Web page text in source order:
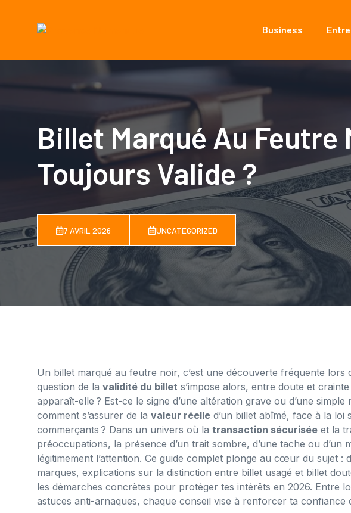
Business
Billet Marqué Au
Toujours Valide ?
7 AVRIL 2026 UNCATEGORIZED
Un billet marqué au feutre noir, c’est une découverte fréquente lors
question de la validité du billet s’impose alors, entre doute et
apparaît-elle ? Est-ce le signe d’une altération grave ou d’une simple
comment s’assurer de la valeur réelle d’un billet abîmé, face à la
commerçants ? Dans un univers où la transaction sécurisée et la
préoccupations, la présence d’un trait sombre, d’une tache ou d’un
légitimement l’attention. Ce guide complet plonge au cœur du sujet :
marques, explications sur la distinction entre billet usagé et billet
les démarches concrètes pour protéger tes intérêts en 2026. Entre
astuces anti-arnaques, chaque conseil vise à renforcer ta confiance